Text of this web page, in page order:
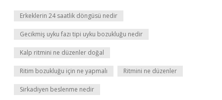
Erkeklerin 24 saatlik döngüsü nedir
Gecikmiş uyku fazı tipi uyku bozukluğu nedir
Kalp ritmini ne düzenler doğal
Ritim bozukluğu için ne yapmalı Ritmini ne düzenler
Sirkadiyen beslenme nedir